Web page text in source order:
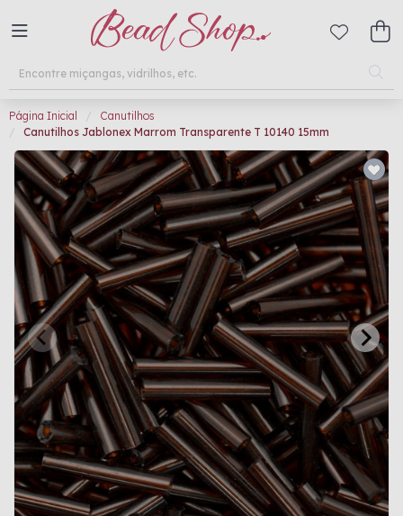
Página Inicial
Canutilhos
Canutilhos Jablonex Marrom Transparente T 10140 15mm